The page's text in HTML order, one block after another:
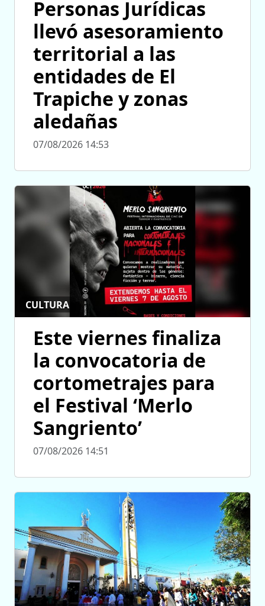
Personas Jurídicas
llevó asesoramiento
territorial a las
entidades de El
Trapiche y zonas
aledañas
07/08/2026 14:53
CULTURA
Este viernes finaliza
la convocatoria de
cortometrajes para
el Festival ‘Merlo
Sangriento’
07/08/2026 14:51